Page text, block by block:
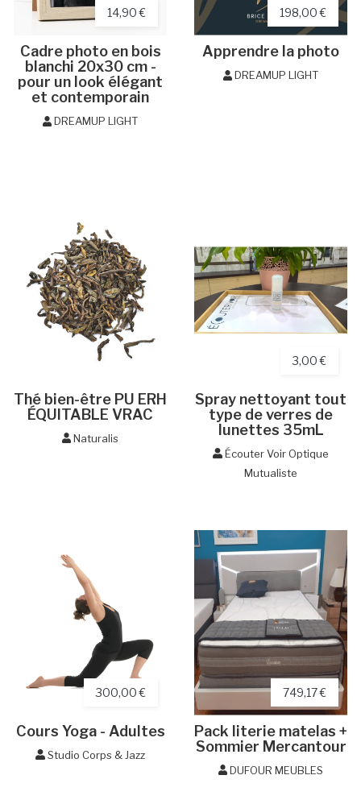
14,90 €
Cadre photo en bois
blanchi 20x30 cm -
pour un look élégant
et contemporain
DREAMUP LIGHT
198,00 €
Apprendre la photo
DREAMUP LIGHT
Thé bien-être PU ERH
ÉQUITABLE VRAC
Naturalis
3,00 €
Spray nettoyant tout
type de verres de
lunettes 35mL
Écouter Voir Optique
Mutualiste
300,00 €
Cours Yoga - Adultes
Studio Corps & Jazz
749,17 €
Pack literie matelas +
Sommier Mercantour
DUFOUR MEUBLES